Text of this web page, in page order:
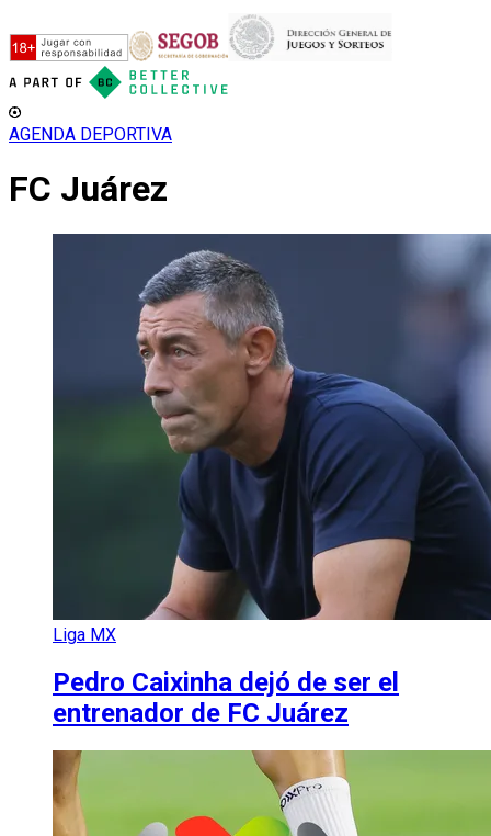
AGENDA DEPORTIVA
FC Juárez
Liga MX
Pedro Caixinha dejó de ser el
entrenador de FC Juárez